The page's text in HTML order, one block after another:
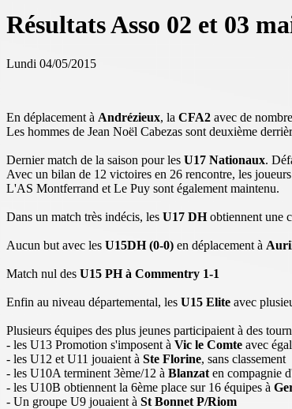
Résultats Asso 02 et 03
Lundi 04/05/2015
En déplacement à Andrézieux, la CFA2 avec de
Les hommes de Jean Noël Cabezas sont deuxième
Dernier match de la saison pour les U17 Nationaux.
Avec un bilan de 12 victoires en 26 rencontre, les
L'AS Montferrand et Le Puy sont également maintenu.
Dans un match très indécis, les U17 DHobtiennent une
Aucun but avec les U15DH (0-0) en déplacement à
Match nul des U15 PH à Commentry 1-1
Enfin au niveau départemental, les U15 Elite avec
Plusieurs équipes des plus jeunes participaient à des
- les U13 Promotion s'imposent à Vic le Comte avec
- les U12 et U11 jouaient à Ste Florine, sans classement
- les U10A terminent 3ème/12 à Blanzat en compagnie
- les U10B obtiennent la 6ème place sur 16 équipes à
- Un groupe U9 jouaient à St Bonnet P/Riom